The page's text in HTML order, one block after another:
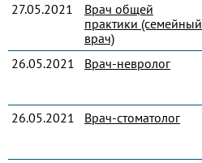
27.05.2021
Врач общей
практики (семейный
врач)
26.05.2021 Врач-невролог
26.05.2021
Врач-стоматолог